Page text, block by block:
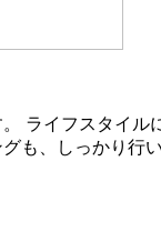
ライフスタイ
も、しっかり行